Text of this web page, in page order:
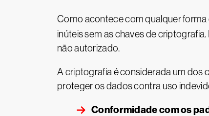
Como acontece com qualquer forma
inúteis sem as chaves de
não autorizado.
A criptografia é considerada um dos
proteger os dados contra uso
Conformidade com os